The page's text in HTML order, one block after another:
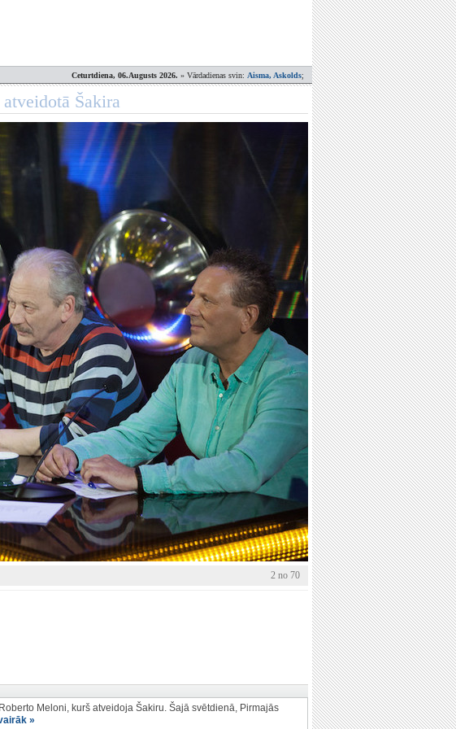
Ceturtdiena, 06.Augusts 2026. » Vārdadienas svin: Aisma, Askolds;
Šakira
2 no 70
Meloni, kurš atveidoja Šakiru. Šajā svētdienā, Pirmajās
»